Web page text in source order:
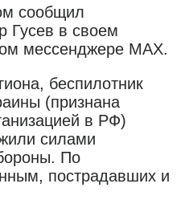
сообщил
Гусев в своем
мессенджере MAX.
беспилотник
(признана
в РФ)
силами
По
пострадавших и